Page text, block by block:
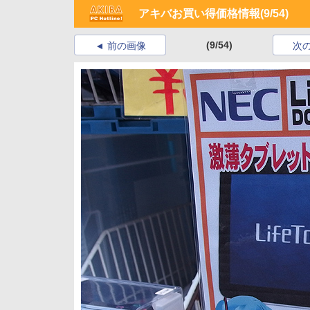
アキバお買い得価格情報(9/54)
前の画像 (9/54) 次